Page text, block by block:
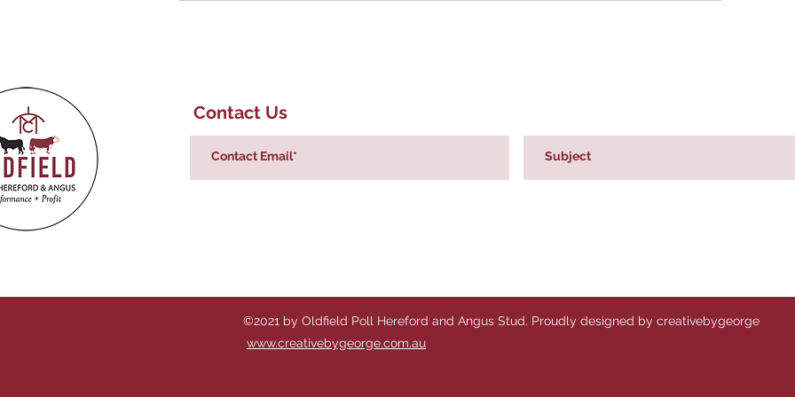
Contact Us
©2021 by Oldfield Poll Hereford and Angus Stud. Proudly designed by creativebygeorge
www.creativebygeorge.com.au